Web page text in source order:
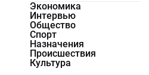
Экономика
Интервью
Общество
Спорт
Назначения
Происшествия
Культура